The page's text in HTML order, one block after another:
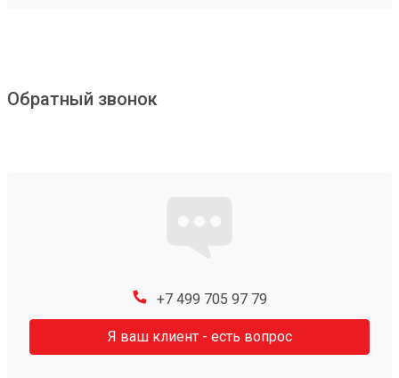
Обратный звонок
+7 499 705 97 79
Я ваш клиент - есть вопрос